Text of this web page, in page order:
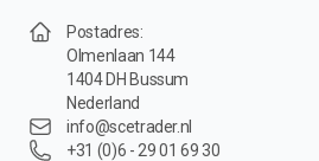
Postadres:
Olmenlaan 144
1404 DH Bussum
Nederland
info@scetrader.nl
+31 (0)6 - 29 01 69 30